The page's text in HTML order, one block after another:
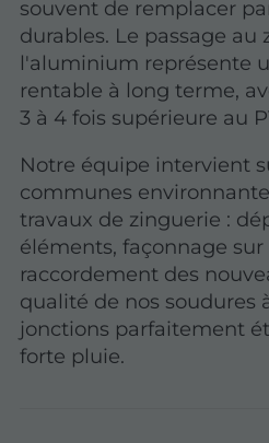
souvent de remplacer
durables. Le passage au
l'aluminium représente
rentable à long terme,
3 à 4 fois supérieure au
Notre équipe intervient
communes
travaux de zinguerie :
éléments, façonnage
raccordement des
qualité de nos soudures
jonctions parfaitement
forte pluie.